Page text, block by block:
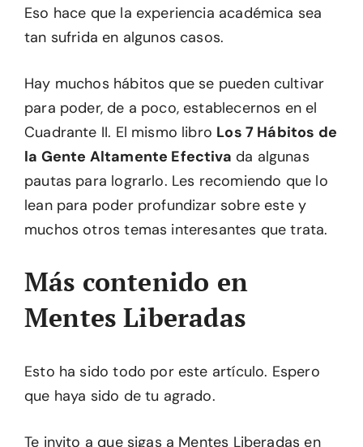
Eso hace que la experiencia académica sea
tan sufrida en algunos casos.
Hay muchos hábitos que se pueden cultivar
para poder, de a poco, establecernos en el
Cuadrante II. El mismo libro Los 7 Hábitos de
la Gente Altamente Efectiva da algunas
pautas para lograrlo. Les recomiendo que lo
lean para poder profundizar sobre este y
muchos otros temas interesantes que trata.
Más contenido en
Mentes Liberadas
Esto ha sido todo por este artículo. Espero
que haya sido de tu agrado.
Te invito a que sigas a Mentes Liberadas en